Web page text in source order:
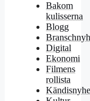
Bakom
kulisserna
Blogg
Digital
Ekonomi
Filmens
rollista